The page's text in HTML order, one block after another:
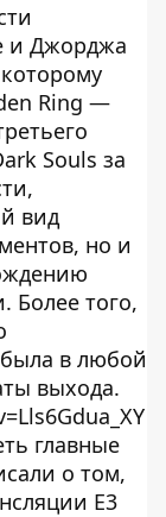
и Джорджа
Ring —
Souls за
вид
но и
Более того,
в любой
выхода.
главные
о том,
E3